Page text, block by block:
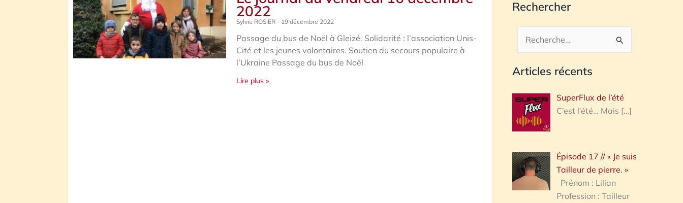
2022
Sylvie ROSIER 19 décembre 2022
Passage du bus de Noël à Gleizé. Solidarité : l’association Unis-
Cité et les jeunes volontaires. Soutien du secours populaire à
l’Ukraine Passage du bus de Noël
Lire plus »
Rechercher
Rechercher :
Articles récents
SuperFlux de l’été
C’est l’été… Mais […]
Épisode 17 // « Je suis
Tailleur de pierre. »
Prénom : Lilian
Profession : Tailleur